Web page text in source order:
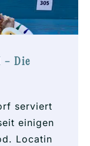
– Die
serviert
einigen
Locatin